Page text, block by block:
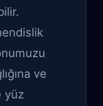
ve
yüz